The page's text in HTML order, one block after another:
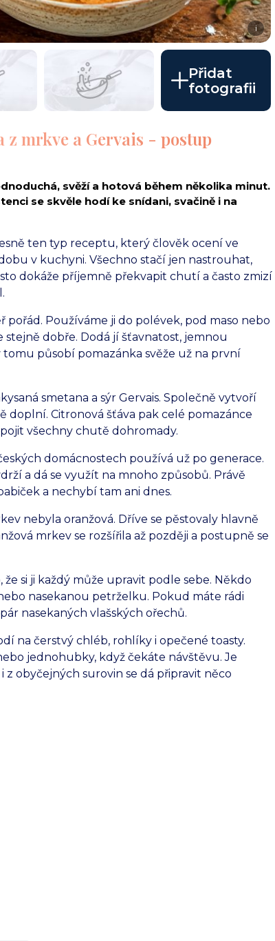
i
Přidat
fotografii
z mrkve a Gervais - postup
svěží a hotová během několika minut.
se skvěle hodí ke snídani, svačině i na
ten typ receptu, který člověk ocení ve
v kuchyni. Všechno stačí jen nastrouhat,
dokáže příjemně překvapit chutí a často zmizí
pořád. Používáme ji do polévek, pod maso nebo
dobře. Dodá jí šťavnatost, jemnou
působí pomazánka svěže už na první
smetana a sýr Gervais. Společně vytvoří
doplní. Citronová šťáva pak celé pomazánce
všechny chutě dohromady.
domácnostech používá už po generace.
a dá se využít na mnoho způsobů. Právě
a nechybí tam ani dnes.
nebyla oranžová. Dříve se pěstovaly hlavně
mrkev se rozšířila až později a postupně se
si ji každý může upravit podle sebe. Někdo
nasekanou petrželku. Pokud máte rádi
nasekaných vlašských ořechů.
na čerstvý chléb, rohlíky i opečené toasty.
jednohubky, když čekáte návštěvu. Je
z obyčejných surovin se dá připravit něco